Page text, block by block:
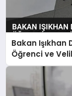
Bakan Işıkhan
Öğrenci ve